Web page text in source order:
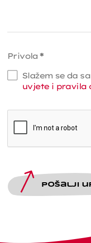
Privola *
Slažem se da
uvjete i pravila
Pošalji